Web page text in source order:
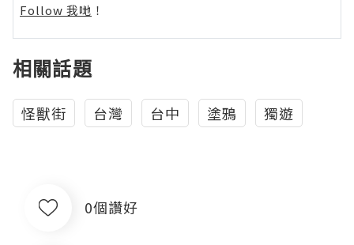
Follow 我哋 ！
相關話題
怪獸街 台灣 台中 塗鴉 獨遊
0個讚好